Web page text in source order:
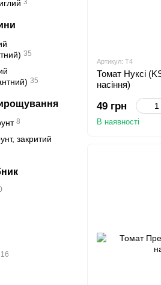
Артикул: T4
Томат Нуксі
насіння)
49 грн
В наявності
3
35
35
8
закритий
16